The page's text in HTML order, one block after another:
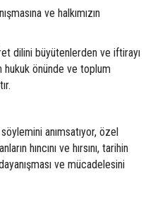
ve halkımızın
dilini büyütenlerden ve iftirayı
önünde ve toplum
anımsatıyor, özel
hıncını ve hırsını, tarihin
ve mücadelesini